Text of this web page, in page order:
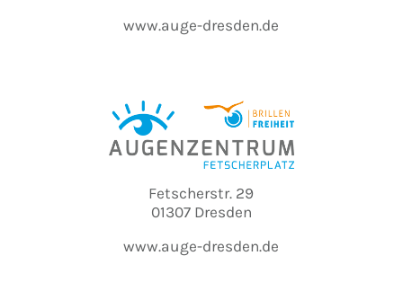
www.auge-dresden.de
Fetscherstr. 29
01307 Dresden
www.auge-dresden.de